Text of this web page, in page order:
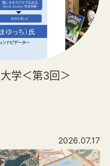
学＜第3回＞
2026.07.17